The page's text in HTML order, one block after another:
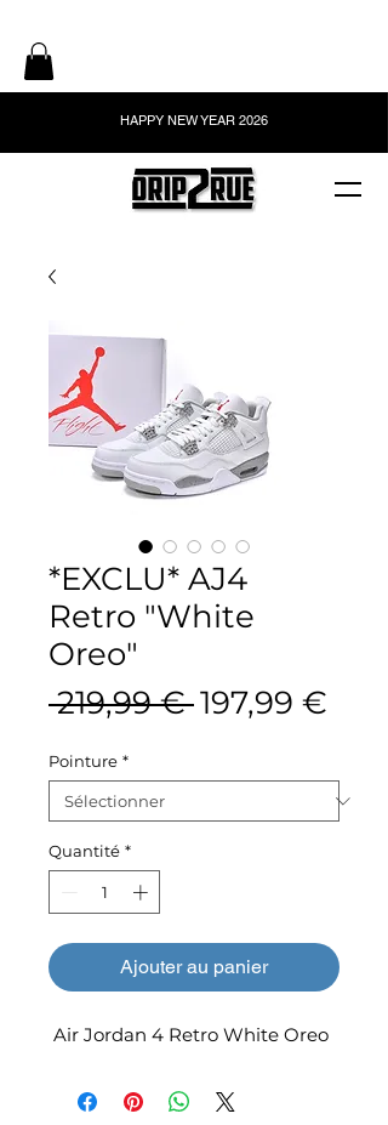
HAPPY NEW YEAR 2026
*EXCLU* AJ4
Retro "White
Oreo"
219,99 € Prix
197,99 €
Pointure *
Quantité *
Ajouter au panier
Air Jordan 4 Retro White Oreo